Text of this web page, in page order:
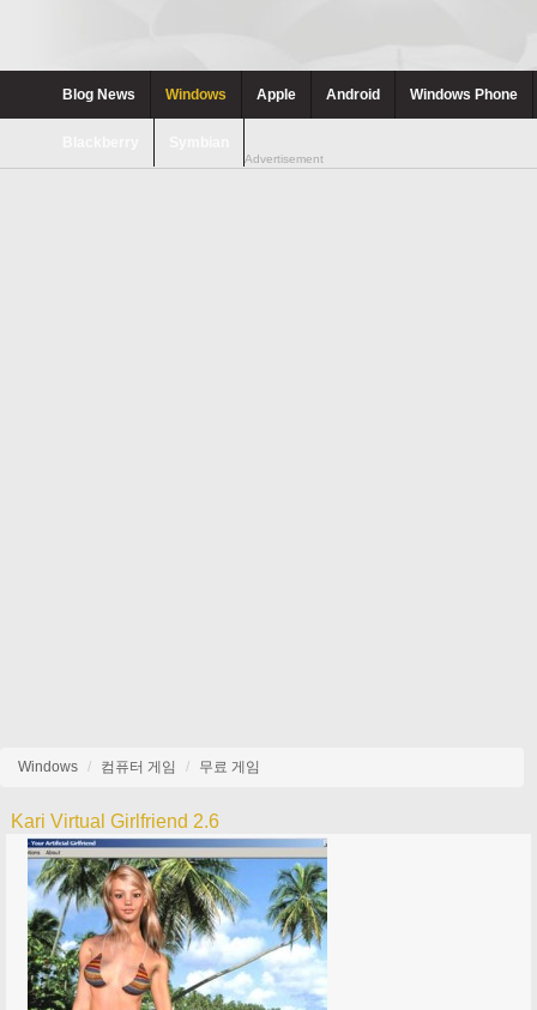
Blog News Windows Apple Android Windows Phone
Advertisement
Windows 컴퓨터 게임 무료 게임
Kari Virtual Girlfriend 2.6